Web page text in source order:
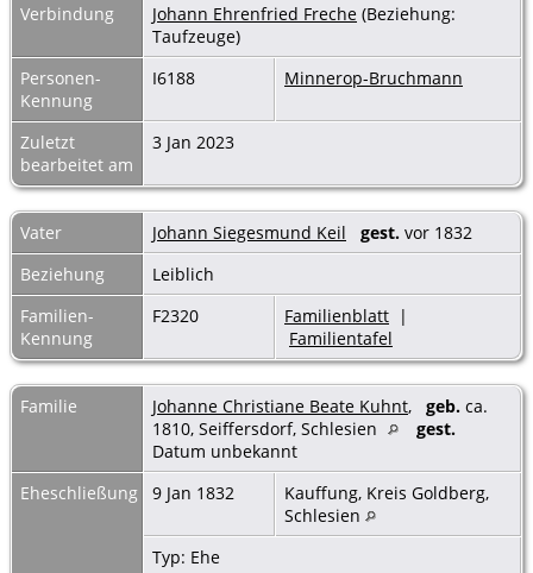
Verbindung
Johann Ehrenfried Freche (Beziehung:
Taufzeuge)
Personen-
Kennung
I6188 Minnerop-Bruchmann
Zuletzt
bearbeitet am
3 Jan 2023
Vater Johann Siegesmund Keil gest. vor 1832
Beziehung
Leiblich
Familien-
Kennung
F2320 Familienblatt |
Familientafel
Familie Johanne Christiane Beate Kuhnt, geb. ca.
1810, Seiffersdorf, Schlesien
gest.
Datum unbekannt
Eheschließung
9 Jan 1832
Kauffung, Kreis Goldberg,
Schlesien
Typ: Ehe